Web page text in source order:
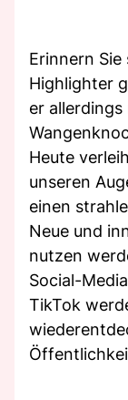
Erinnern
Highlighter
er
Heute
unseren
einen
Neue und
nutzen
Social-
TikTok